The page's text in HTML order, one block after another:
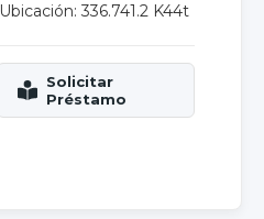
Ubicación: 336.741.2 K44t